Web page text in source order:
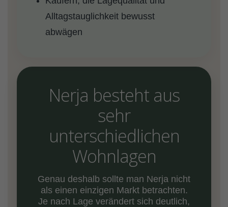
Alltagstauglichkeit bewusst
abwägen
Nerja besteht aus
sehr
unterschiedlichen
Wohnlagen
Genau deshalb sollte man Nerja nicht
als einen einzigen Markt betrachten.
Je nach Lage verändert sich deutlich,